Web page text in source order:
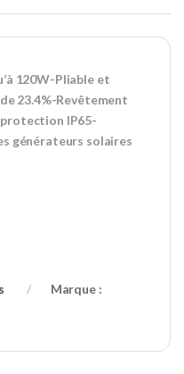
120W-Pliable et
23.4%-Revêtement
protection IP65-
générateurs solaires
Marque :